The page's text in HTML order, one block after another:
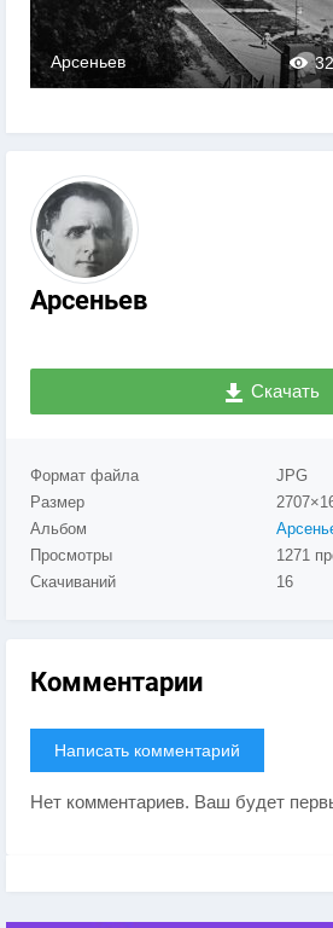
Арсеньев
Арсеньев
Скачать
Формат файла
JPG
Размер
Альбом
Просмотры
1271
Скачиваний
16
Комментарии
Написать комментарий
Нет комментариев. Ваш будет